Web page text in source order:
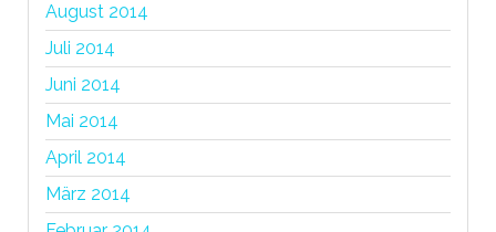
August 2014
Juli 2014
Juni 2014
Mai 2014
April 2014
März 2014